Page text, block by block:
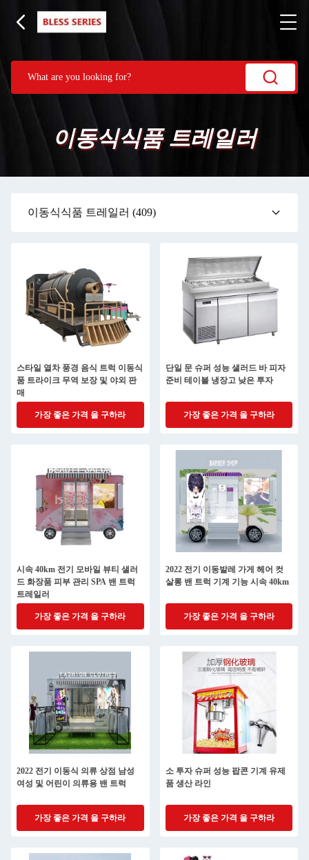
이동식식품 트레일러
이동식식품 트레일러 (409)
스타일 열차 풍경 음식 트럭 이동식
품 트라이크 무역 보장 및 야외 판
매
가장 좋은 가격 을 구하라
단일 문 슈퍼 성능 샐러드 바 피자
준비 테이블 냉장고 낮은 투자
가장 좋은 가격 을 구하라
시속 40km 전기 모바일 뷰티 샐러
드 화장품 피부 관리 SPA 밴 트럭
트레일러
가장 좋은 가격 을 구하라
2022 전기 이동발레 가게 헤어 컷
살롱 밴 트럭 기계 기능 시속 40km
가장 좋은 가격 을 구하라
2022 전기 이동식 의류 상점 남성
여성 및 어린이 의류용 밴 트럭
가장 좋은 가격 을 구하라
소 투자 슈퍼 성능 팝콘 기계 유제
품 생산 라인
가장 좋은 가격 을 구하라